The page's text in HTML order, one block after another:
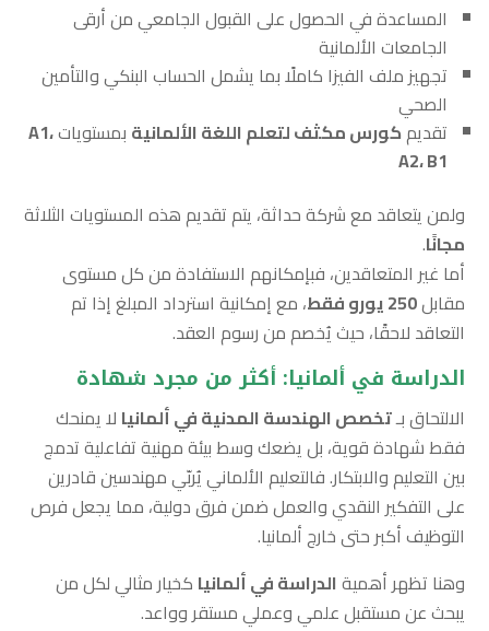
المساعدة في الحصول على القبول الجامعي من أرقى
الجامعات الألمانية
تجهيز ملف الفيزا كاملًا بما يشمل الحساب البنكي والتأمين
الصحي
تقديم كورس مكثف لتعلم اللغة الألمانية بمستوياتA1،
A2، B1
ولمن يتعاقد مع شركة حداثة، يتم تقديم هذه المستويات الثلاثة
مجانًا.
أما غير المتعاقدين، فبإمكانهم الاستفادة من كل مستوى
مقابل250 يورو فقط
، مع إمكانية استرداد المبلغ إذا تم
التعاقد لاحقًا، حيث يُخصم من رسوم العقد.
الدراسة في ألمانيا: أكثر من مجرد شهادة
الالتحاق بـتخصص الهندسة المدنية في ألمانيا لا يمنحك
فقط شهادة قوية، بل يضعك وسط بيئة مهنية تفاعلية تدمج
بين التعليم والابتكار. فالتعليم الألماني يُربّي مهندسين قادرين
على التفكير النقدي والعمل ضمن فرق دولية، مما يجعل فرص
التوظيف أكبر حتى خارج ألمانيا.
وهنا تظهر أهمية الدراسة في ألمانيا كخيار مثالي لكل من
يبحث عن مستقبل علمي وعملي مستقر وواعد.